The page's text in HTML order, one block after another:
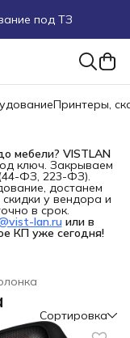
под ТЗ
в чат Принтеры,
мебели? VISTLAN
ключ. Закрываем
ФЗ, 223-ФЗ).
достанем
у вендора и
в срок.
lan.ru или в
КП уже сегодня!
Сортировка